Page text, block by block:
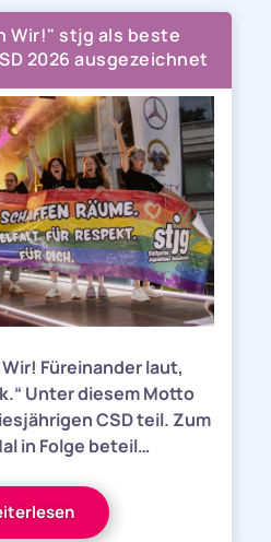
Wir!" stjg als beste
2026 ausgezeichnet
Füreinander laut,
Unter diesem Motto
CSD teil. Zum
in Folge beteil…